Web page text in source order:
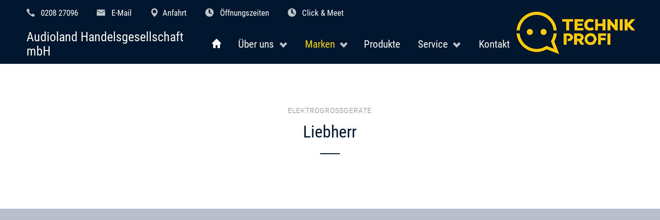
0208 27096 E-Mail Anfahrt Öffnungszeiten Click & Meet
Über uns Marken Produkte Service Kontakt
Audioland Handelsgesellschaft
mbH
ELEKTROGROSSGERÄTE
Liebherr